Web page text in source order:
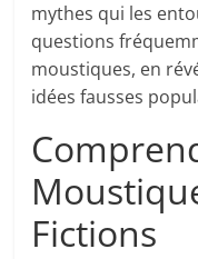
mythes qui les
questions
moustiques, en
idées fausses
Fictions